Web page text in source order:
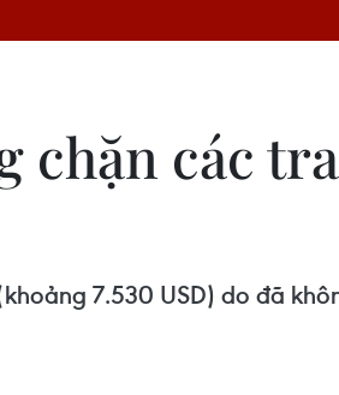
chặn các
7.530 USD) do đã